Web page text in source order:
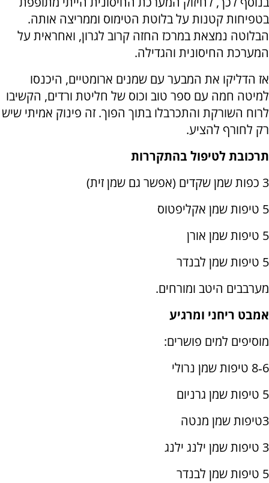
בטפיחות קטנות על בלוטת הטימוס וממריצה אותה.
הבלוטה נמצאת במרכז החזה קרוב לגרון, ואחראית על
המערכת החיסונית והגדילה.
אז הדליקו את המבער עם שמנים ארומטיים, היכנסו
למיטה חמה עם ספר טוב וכוס של חליטת ורדים, הקשיבו
לרוח השורקת והתכרבלו בתוך הפוך. זה פינוק אמיתי שיש
רק לחורף להציע.
תרכובת לטיפול בהתקררות
3 כפות שמן שקדים (אפשר גם שמן זית)
5 טיפות שמן אקליפטוס
5 טיפות שמן אורן
5 טיפות שמן לבנדר
מערבבים היטב ומורחים.
אמבט ריחני ומרגיע
מוסיפים למים פושרים:
6‑8 טיפות שמן נרולי
5 טיפות שמן גרניום
3טיפות שמן מנטה
3 טיפות שמן ילנג ילנג
5 טיפות שמן לבנדר